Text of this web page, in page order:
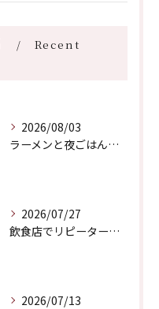
Recent
2026/08/03
ラーメンと夜ごはんに最適な福岡県福岡市博多区飯塚市おすすめ深夜営業ガイド
2026/07/27
飲食店でリピーター獲得を実現する具体策と成功のポイントを徹底解説
2026/07/13